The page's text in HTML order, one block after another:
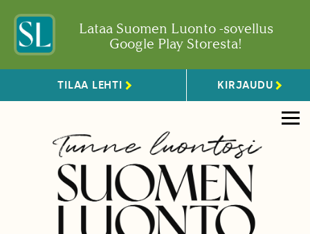
Lataa Suomen Luonto -sovellus
Google Play Storesta!
TILAA LEHTI KIRJAUDU